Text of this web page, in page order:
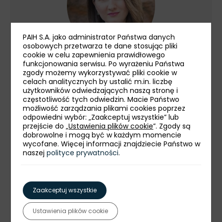
Julia Horodecka
Biuro PAIH w Astanie
Kierownik Zagranicznego Biura
Handlowego PAIH w Astanie.
Absolwentka Uniwersytetu
Wrocławskiego, magister prawa.
Przez większość swojej kariery była
Pierwsze kroki stawiała w branży
budowlanej. Od 2007 roku prowadziła
kilka kluczowych projektów dot.
koncesji na poszukiwanie i
PAIH S.A. jako administrator Państwa danych
osobowych przetwarza te dane stosując pliki
cookie w celu zapewnienia prawidłowego
funkcjonowania serwisu. Po wyrażeniu Państwa
zgody możemy wykorzystywać pliki cookie w
celach analitycznych by ustalić m.in. liczbę
użytkowników odwiedzających naszą stronę i
częstotliwość tych odwiedzin. Macie Państwo
możliwość zarządzania plikami cookies poprzez
odpowiedni wybór: „Zaakceptuj wszystkie” lub
przejście do „Ustawienia plików cookie”. Zgody są
dobrowolne i mogą być w każdym momencie
wycofane. Więcej informacji znajdziecie Państwo w
naszejpolityce prywatności.
Zaakceptuj wszystkie
Ustawienia plików cookie